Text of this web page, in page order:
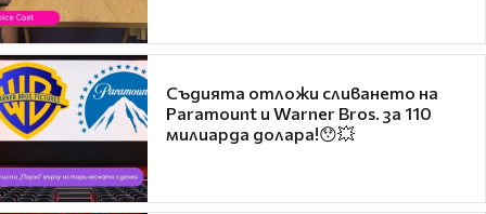
Съдията отложи сливането на
Paramount и Warner Bros. за 110
милиарда долара!😯💥